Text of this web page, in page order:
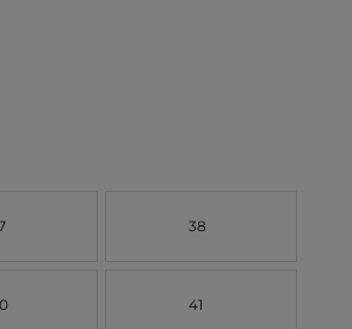
38
41